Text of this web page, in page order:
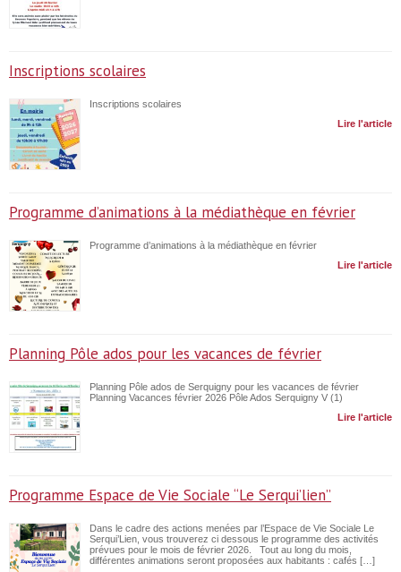
Inscriptions scolaires
Inscriptions scolaires
Lire l'article
Programme d’animations à la médiathèque en février
Programme d’animations à la médiathèque en février
Lire l'article
Planning Pôle ados pour les vacances de février
Planning Pôle ados de Serquigny pour les vacances de février
Planning Vacances février 2026 Pôle Ados Serquigny V (1)
Lire l'article
Programme Espace de Vie Sociale “Le Serqui’lien”
Dans le cadre des actions menées par l’Espace de Vie Sociale Le
Serqui’Lien, vous trouverez ci dessous le programme des activités
prévues pour le mois de février 2026. Tout au long du mois,
différentes animations seront proposées aux habitants : cafés […]